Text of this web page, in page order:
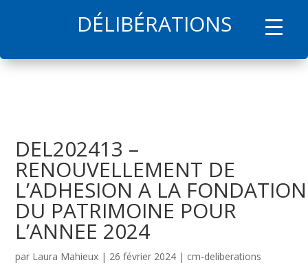
DÉLIBÉRATIONS
DEL202413 –
RENOUVELLEMENT DE
L’ADHESION A LA FONDATION
DU PATRIMOINE POUR
L’ANNEE 2024
par Laura Mahieux | 26 février 2024 | cm-deliberations